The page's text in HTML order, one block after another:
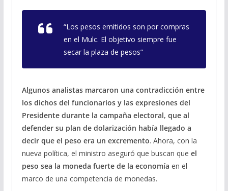
“Los pesos emitidos son por compras
en el Mulc. El objetivo siempre fue
secar la plaza de pesos”
Algunos analistas marcaron una contradicción entre
los dichos del funcionarios y las expresiones del
Presidente durante la campaña electoral, que al
defender su plan de dolarización había llegado a
decir que el peso era un excremento. Ahora, con la
nueva política, el ministro aseguró que buscan que el
peso sea la moneda fuerte de la economía en el
marco de una competencia de monedas.